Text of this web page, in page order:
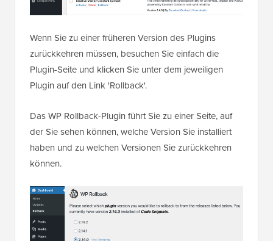
Wenn Sie zu einer früheren Version des Plugins
zurückkehren müssen, besuchen Sie einfach die
Plugin-Seite und klicken Sie unter dem jeweiligen
Plugin auf den Link 'Rollback'.
Das WP Rollback-Plugin führt Sie zu einer Seite, auf
der Sie sehen können, welche Version Sie installiert
haben und zu welchen Versionen Sie zurückkehren
können.